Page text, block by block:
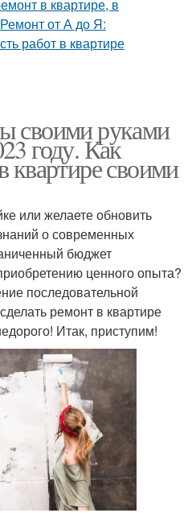
своими руками
году. Как
квартире своими
или желаете обновить
о современных
бюджет
ценного опыта?
последовательной
ремонт в квартире
Итак, приступим!